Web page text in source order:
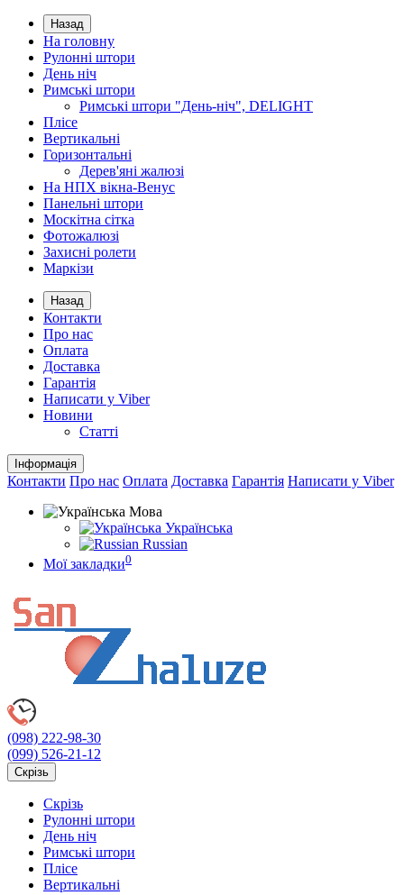
Назад
На головну
Рулонні штори
День ніч
Римські штори
Римські штори "День-ніч", DELIGHT
Плісе
Вертикальні
Горизонтальні
Дерев'яні жалюзі
На НПХ вікна-Венус
Панельні штори
Москітна сітка
Фотожалюзі
Захисні ролети
Маркізи
Назад
Контакти
Про нас
Оплата
Доставка
Гарантія
Написати у Viber
Новини
Статті
Інформація
Контакти Про нас Оплата Доставка Гарантія Написати у Viber
Мова
Українська
Russian
Мої закладки0
(098) 222-98-30
(099) 526-21-12
Скрізь
Скрізь
Рулонні штори
День ніч
Римські штори
Плісе
Вертикальні